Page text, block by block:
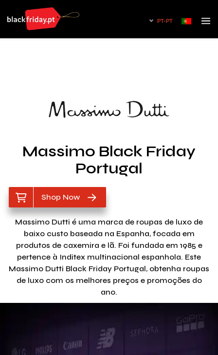
PT-PT
Massimo Black Friday
Portugal
Shop Now
Massimo Dutti é uma marca de roupas de luxo de
baixo custo baseada na Espanha, focada em
produtos de caxemira e lã. Foi fundada em 1985 e
pertence à Inditex multinacional espanhola. Este
Massimo Dutti Black Friday Portugal, obtenha roupas
de luxo com os melhores preços e promoções do
ano.